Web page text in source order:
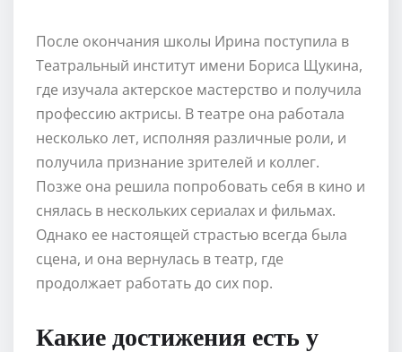
После окончания школы Ирина поступила в
Театральный институт имени Бориса Щукина,
где изучала актерское мастерство и получила
профессию актрисы. В театре она работала
несколько лет, исполняя различные роли, и
получила признание зрителей и коллег.
Позже она решила попробовать себя в кино и
снялась в нескольких сериалах и фильмах.
Однако ее настоящей страстью всегда была
сцена, и она вернулась в театр, где
продолжает работать до сих пор.
Какие достижения есть у